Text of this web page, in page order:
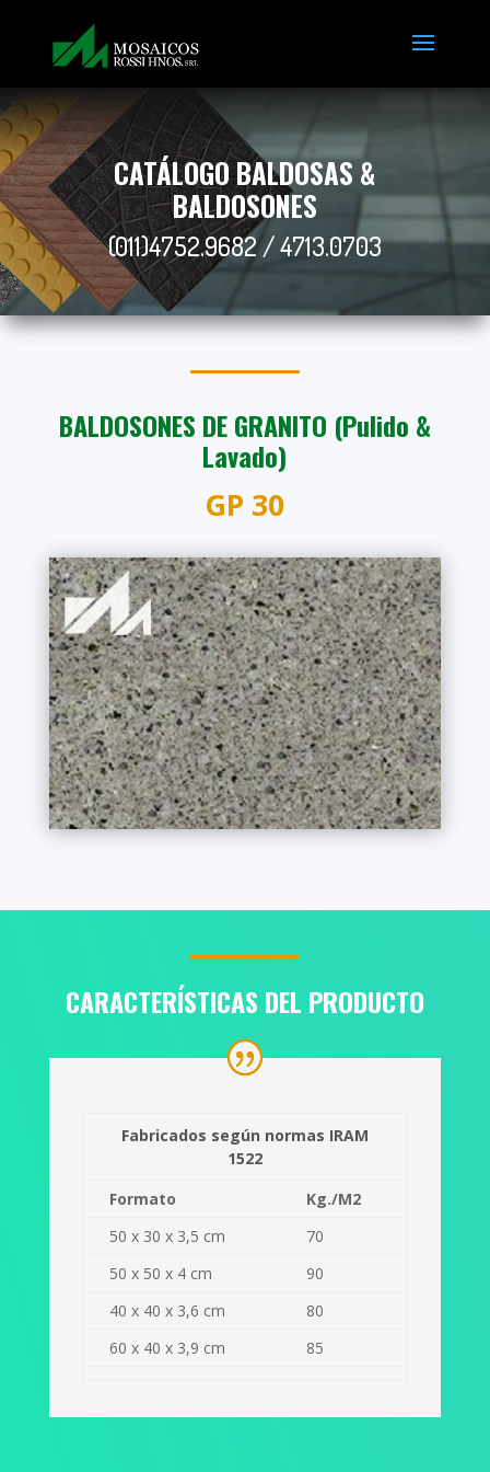
CATÁLOGO BALDOSAS &
BALDOSONES
(011)4752.9682 / 4713.0703
BALDOSONES DE GRANITO (Pulido &
Lavado)
GP 30
CARACTERÍSTICAS DEL PRODUCTO
Fabricados según normas IRAM
1522
Formato
Kg./M2
50 x 30 x 3,5 cm
70
50 x 50 x 4 cm
90
40 x 40 x 3,6 cm
80
60 x 40 x 3,9 cm
85